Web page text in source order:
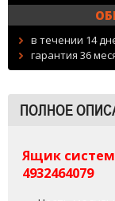
в течении 14
гарантия 36
ПОЛНОЕ
Ящик системы
4932464079